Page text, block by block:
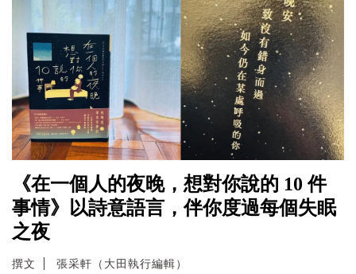
《在一個人的夜晚，想對你說的 10 件
事情》以詩意語言，伴你度過每個失眠
之夜
撰文 張采軒（大田執行編輯）